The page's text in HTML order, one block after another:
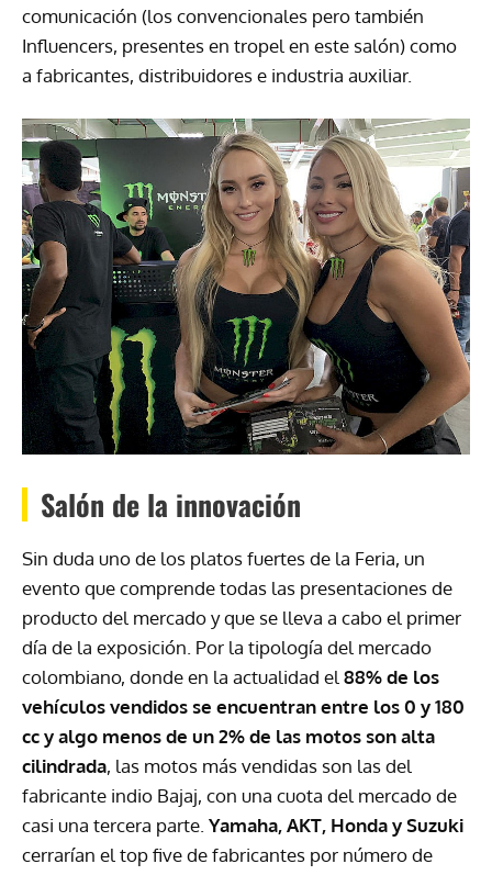
comunicación (los convencionales pero también
Influencers, presentes en tropel en este salón) como
a fabricantes, distribuidores e industria auxiliar.
Salón de la innovación
Sin duda uno de los platos fuertes de la Feria, un
evento que comprende todas las presentaciones de
producto del mercado y que se lleva a cabo el primer
día de la exposición. Por la tipología del mercado
colombiano, donde en la actualidad el88% de los
vehículos vendidos se encuentran entre los 0 y 180
cc y algo menos de un 2% de las motos son alta
cilindrada, las motos más vendidas son las del
fabricante indio Bajaj, con una cuota del mercado de
casi una tercera parte.Yamaha,AKT, Honda y Suzuki
cerrarían el top five de fabricantes por número de